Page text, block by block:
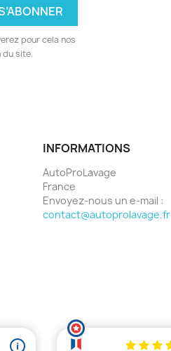
pour cela nos
site.
INFORMATIONS
AutoProLavage
France
Envoyez-nous un e-mail :
contact@autoprolavage.fr